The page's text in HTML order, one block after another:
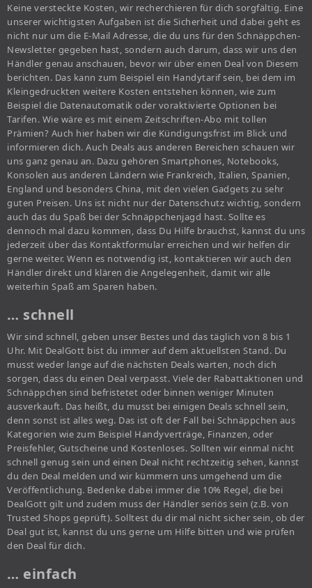
Keine versteckte Kosten, wir recherchieren für dich sorgfältig. Eine
unserer wichtigsten Aufgaben ist die Sicherheit und dabei geht es
nicht nur um die E-Mail Adresse, die du uns für den Schnäppchen-
Newsletter gegeben hast, sondern auch darum, dass wir uns den
Händler genau anschauen, bevor wir über einen Deal von Diesem
berichten. Das kann zum Beispiel ein Handytarif sein, bei dem im
Kleingedruckten weitere Kosten entstehen können, wie zum
Beispiel die Datenautomatik oder voraktivierte Optionen bei
Tarifen. Wie wäre es mit einem Zeitschriften-Abo mit tollen
Prämien? Auch hier haben wir die Kündigungsfrist im Blick und
informieren dich. Auch Deals aus anderen Bereichen schauen wir
uns ganz genau an. Dazu gehören Smartphones, Notebooks,
Konsolen aus anderen Ländern wie Frankreich, Italien, Spanien,
England und besonders China, mit den vielen Gadgets zu sehr
guten Preisen. Uns ist nicht nur der Datenschutz wichtig, sondern
auch das du Spaß bei der Schnäppchenjagd hast. Sollte es
dennoch mal dazu kommen, dass Du Hilfe brauchst, kannst du uns
jederzeit über das Kontaktformular erreichen und wir helfen dir
gerne weiter. Wenn es notwendig ist, kontaktieren wir auch den
Händler direkt und klären die Angelegenheit, damit wir alle
weiterhin Spaß am Sparen haben.
… schnell
Wir sind schnell, geben unser Bestes und das täglich von 8 bis 1
Uhr. Mit DealGott bist du immer auf dem aktuellsten Stand. Du
musst weder lange auf die nächsten Deals warten, noch dich
sorgen, dass du einen Deal verpasst. Viele der Rabattaktionen und
Schnäppchen sind befristetet oder binnen weniger Minuten
ausverkauft. Das heißt, du musst bei einigen Deals schnell sein,
denn sonst ist alles weg. Das ist oft der Fall bei Schnäppchen aus
Kategorien wie zum Beispiel Handyverträge, Finanzen, oder
Preisfehler, Gutscheine und Kostenloses. Sollten wir einmal nicht
schnell genug sein und einen Deal nicht rechtzeitig sehen, kannst
du den Deal melden und wir kümmern uns umgehend um die
Veröffentlichung. Bedenke dabei immer die 10% Regel, die bei
DealGott gilt und zudem muss der Händler seriös sein (z.B. von
Trusted Shops geprüft). Solltest du dir mal nicht sicher sein, ob der
Deal gut ist, kannst du uns gerne um Hilfe bitten und wie prüfen
den Deal für dich.
… einfach